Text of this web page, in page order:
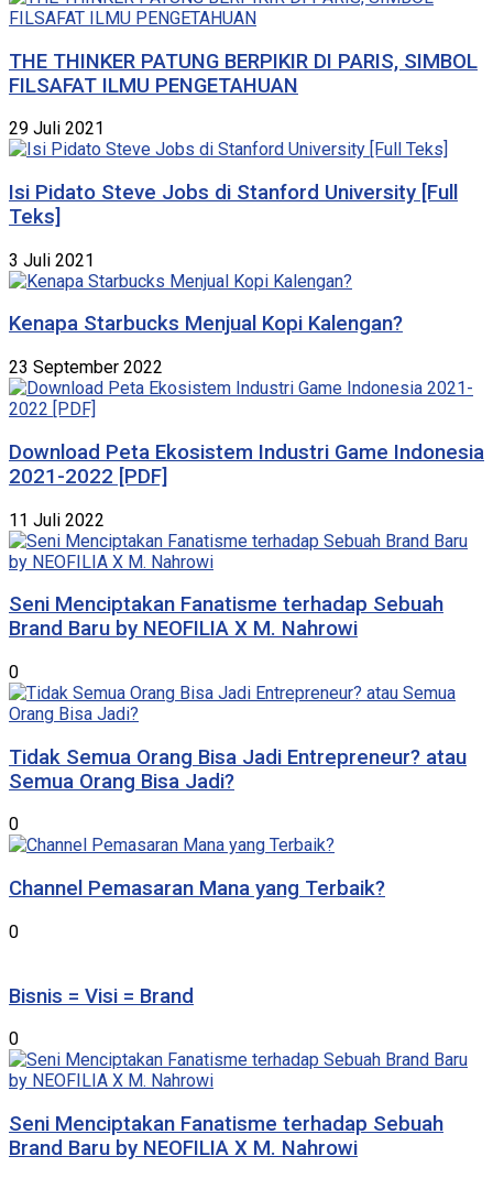
THE THINKER PATUNG BERPIKIR DI PARIS, SIMBOL
FILSAFAT ILMU PENGETAHUAN
29 Juli 2021
Isi Pidato Steve Jobs di Stanford University [Full
Teks]
3 Juli 2021
Kenapa Starbucks Menjual Kopi Kalengan?
23 September 2022
Download Peta Ekosistem Industri Game Indonesia
2021-2022 [PDF]
11 Juli 2022
Seni Menciptakan Fanatisme terhadap Sebuah
Brand Baru by NEOFILIA X M. Nahrowi
0
Tidak Semua Orang Bisa Jadi Entrepreneur? atau
Semua Orang Bisa Jadi?
0
Channel Pemasaran Mana yang Terbaik?
0
Bisnis = Visi = Brand
0
Seni Menciptakan Fanatisme terhadap Sebuah
Brand Baru by NEOFILIA X M. Nahrowi